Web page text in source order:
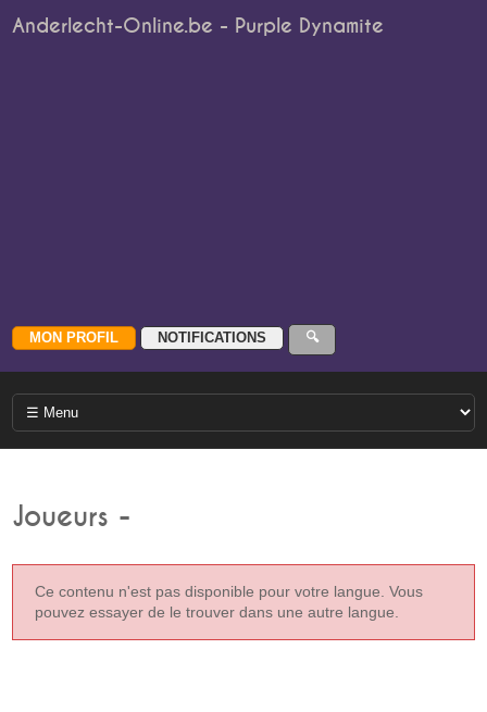
Anderlecht-Online.be - Purple Dynamite
Joueurs -
Ce contenu n'est pas disponible pour votre langue. Vous
pouvez essayer de le trouver dans une autre langue.